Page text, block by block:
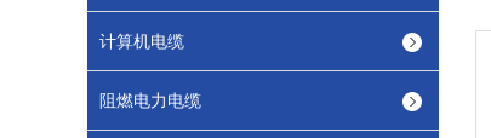
计算机电缆
阻燃电力电缆